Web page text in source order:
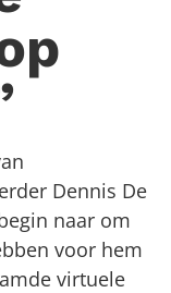
Dennis De
naar om
voor hem
virtuele